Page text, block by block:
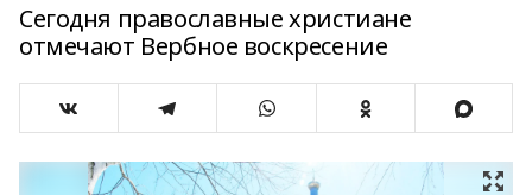
Сегодня православные христиане
отмечают Вербное воскресение